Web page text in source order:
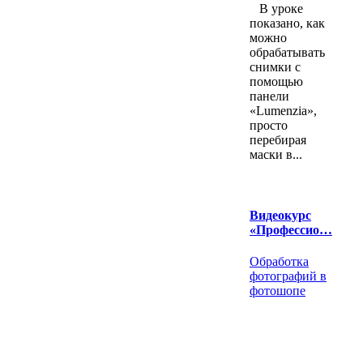
В уроке
показано, как
можно
обрабатывать
снимки с
помощью
панели
«Lumenzia»,
просто
перебирая
маски в...
Видеокурс
«Профессио…
Обработка
фотографий в
фотошопе